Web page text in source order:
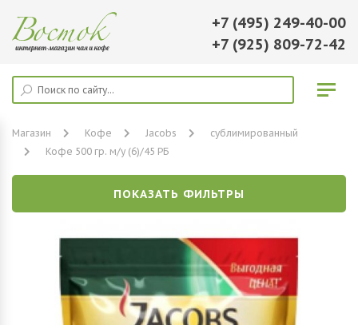
+7 (495) 249-40-00
+7 (925) 809-72-42
Магазин Кофе Jacobs
сублимированный
Кофе 500 гр. м/у (6)/45 РБ
ПОКАЗАТЬ ФИЛЬТРЫ